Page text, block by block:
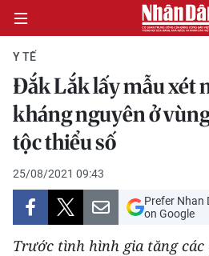
CHÍNH TRỊ
KINH TẾ
VĂN HÓA
XÃ HỘI
Y TẾ
Đắk Lắk lấy mẫu xét
kháng nguyên ở
tộc thiểu số
25/08/2021 09:43
Prefer Nhan
on Google
Trước tình hình gia tăng các